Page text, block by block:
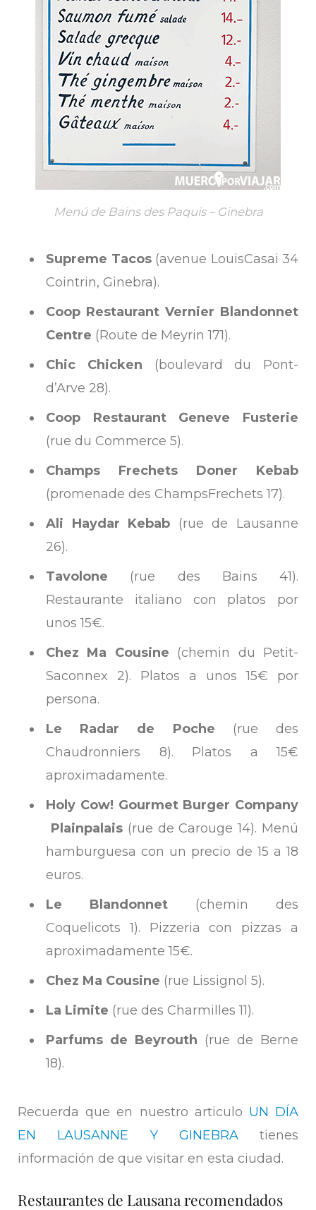
Menú de Bains des Paquis – Ginebra
Supreme Tacos(avenue Louis­Casai 34
Cointrin, Ginebra).
Coop Restaurant Vernier Blandonnet
Centre (Route de Meyrin 171).
Chic Chicken (boulevard du Pont­
d’Arve 28).
Coop Restaurant Geneve Fusterie
(rue du Commerce 5).
Champs Frechets Doner Kebab
(promenade des Champs­Frechets 17).
Ali Haydar Kebab (rue de Lausanne
26).
Tavolone (rue des Bains 41).
Restaurante italiano con platos por
unos 15€.
Chez Ma Cousine (chemin du Petit­
Saconnex 2). Platos a unos 15€ por
persona.
Le Radar de Poche (rue des
Chaudronniers 8). Platos a 15€
aproximadamente.
Holy Cow! Gourmet Burger Company
­ Plainpalais(rue de Carouge 14). Menú
hamburguesa con un precio de 15 a 18
euros.
Le Blandonnet (chemin des
Coquelicots 1). Pizzeria con pizzas a
aproximadamente 15€.
Chez Ma Cousine (rue Lissignol 5).
La Limite (rue des Charmilles 11).
Parfums de Beyrouth (rue de Berne
18).
Recuerda que en nuestro articulo UN DÍA
EN LAUSANNE Y GINEBRA tienes
información de que visitar en esta ciudad.
Restaurantes de Lausana recomendados